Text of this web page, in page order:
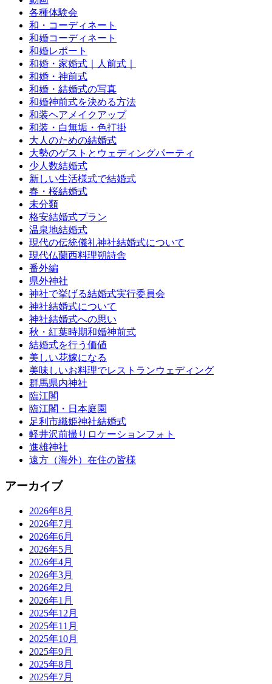
各種体験会
和・コーディネート
和婚コーディネート
和婚レポート
和婚・家婚式｜人前式｜
和婚・神前式
和婚・結婚式の写真
和婚神前式を決める方法
和装ヘアメイクアップ
和装・白無垢・色打掛
大人のための結婚式
大勢のゲストとウェディングパーティ
少人数結婚式
新しい生活様式で結婚式
春・桜結婚式
未分類
格安結婚式プラン
温泉地結婚式
現代の伝統儀礼神社結婚式について
現代仏蘭西料理朔詩舎
番外編
県外神社
神社で挙げる結婚式実行委員会
神社結婚式について
神社結婚式への思い
秋・紅葉時期和婚神前式
結婚式を行う価値
美しい花嫁になる
美味しいお料理でレストランウェディング
群馬県内神社
臨江閣
臨江閣・日本庭園
足利市織姫神社結婚式
軽井沢前撮りロケーションフォト
進雄神社
遠方（海外）在住の皆様
アーカイブ
2026年8月
2026年7月
2026年6月
2026年5月
2026年4月
2026年3月
2026年2月
2026年1月
2025年12月
2025年11月
2025年10月
2025年9月
2025年8月
2025年7月